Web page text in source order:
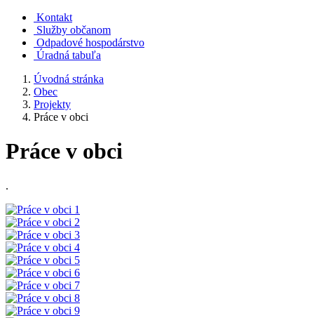
Kontakt
Služby občanom
Odpadové hospodárstvo
Úradná tabuľa
Úvodná stránka
Obec
Projekty
Práce v obci
Práce v obci
.